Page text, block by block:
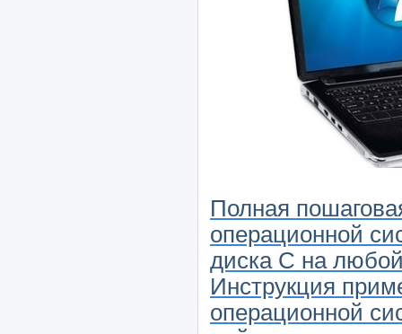
Полная
операционной
диска С на
Инструкция
операционной